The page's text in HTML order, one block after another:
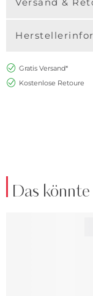
Versand &
Gratis Versand*
Kostenlose Retoure
Das